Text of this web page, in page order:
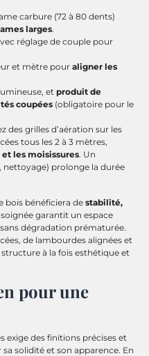
carbure (72 à 80 dents)
larges.
réglage de couple pour
et mètre pour aligner les
et produit de
coupées (obligatoire pour le
des grilles d’aération sur les
tous les 2 à 3 mètres,
les moisissures. Un
nettoyage) prolonge la durée
bois bénéficiera de stabilité,
soignée garantit un espace
dégradation prématurée.
de lambourdes alignées et
à la fois esthétique et
pour une
exige des finitions précises et
solidité et son apparence. En